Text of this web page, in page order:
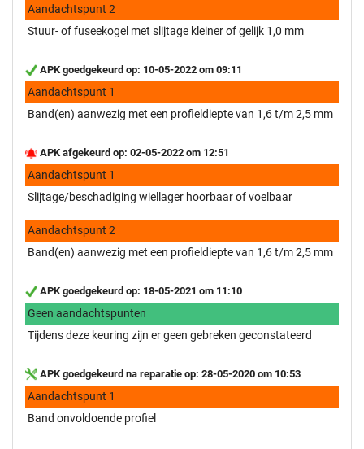
Aandachtspunt 2
Stuur- of fuseekogel met slijtage kleiner of gelijk 1,0 mm
APK goedgekeurd op: 10-05-2022 om 09:11
Aandachtspunt 1
Band(en) aanwezig met een profieldiepte van 1,6 t/m 2,5 mm
APK afgekeurd op: 02-05-2022 om 12:51
Aandachtspunt 1
Slijtage/beschadiging wiellager hoorbaar of voelbaar
Aandachtspunt 2
Band(en) aanwezig met een profieldiepte van 1,6 t/m 2,5 mm
APK goedgekeurd op: 18-05-2021 om 11:10
Geen aandachtspunten
Tijdens deze keuring zijn er geen gebreken geconstateerd
APK goedgekeurd na reparatie op: 28-05-2020 om 10:53
Aandachtspunt 1
Band onvoldoende profiel